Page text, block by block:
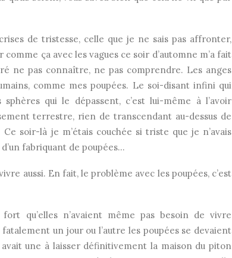
de tristesse, celle que je ne sais pas affronter,
ça avec les vagues ce soir d’automne m’a fait
ne pas connaître, ne pas comprendre. Les anges
comme mes poupées. Le soi-disant infini qui
qui le dépassent, c’est lui-même à l’avoir
terrestre, rien de transcendant au-dessus de
soir-là je m’étais couchée si triste que je n’avais
fabriquant de poupées…
aussi. En fait, le problème avec les poupées, c’est
qu’elles n’avaient même pas besoin de vivre
un jour ou l’autre les poupées se devaient
une à laisser définitivement la maison du piton